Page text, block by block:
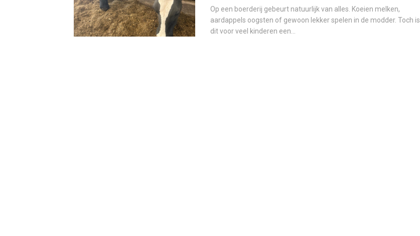
Op een boerderij gebeurt natuurlijk van alles. Koeien melken,
aardappels oogsten of gewoon lekker spelen in de modder. Toch is
dit voor veel kinderen een...